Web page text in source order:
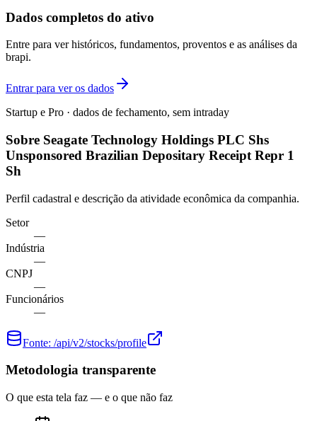
Dados completos do ativo
Entre para ver históricos, fundamentos, proventos e as análises da
brapi.
Entrar para ver os dados
Startup e Pro · dados de fechamento, sem intraday
Sobre Seagate Technology Holdings PLC Shs
Unsponsored Brazilian Depositary Receipt Repr 1
Sh
Perfil cadastral e descrição da atividade econômica da companhia.
Setor
—
Indústria
—
CNPJ
—
Funcionários
—
Fonte: /api/v2/stocks/profile
Metodologia transparente
O que esta tela faz — e o que não faz